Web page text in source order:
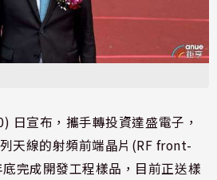
日宣布，攜手轉投資達盛電子，
天線的射頻前端晶片(RF front-
完成開發工程樣品，目前正送樣